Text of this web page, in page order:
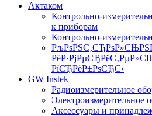
Актаком
Контрольно-
к приборам
Контрольно-
РїСЂРёР±РѕСЂС‹
GW Instek
Радиоизмерительное
Электроизмерительное
Аксессуары и